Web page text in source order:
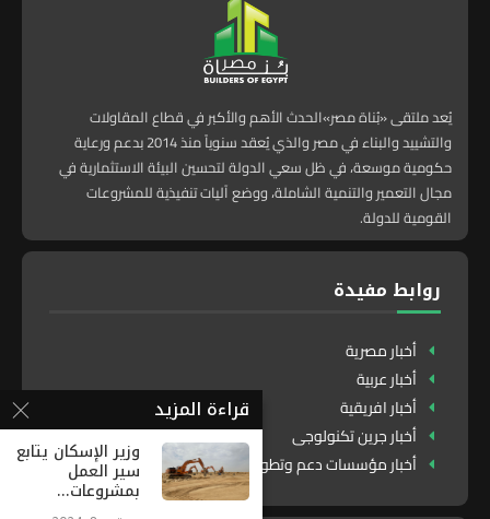
يُعد ملتقى «بُناة مصر»الحدث الأهم والأكبر في قطاع المقاولات
والتشييد والبناء في مصر والذي يُعقد سنوياً منذ 2014 بدعم ورعاية
حكومية موسعة، في ظل سعي الدولة لتحسين البيئة الاستثمارية في
مجال التعمير والتنمية الشاملة، ووضع آليات تنفيذية للمشروعات
القومية للدولة.
روابط مفيدة
أخبار مصرية
أخبار عربية
أخبار افريقية
أخبار جرين تكنولوجى
أخبار مؤسسات دعم وتطوير
قراءة المزيد
وزير الإسكان يتابع
سير العمل
بمشروعات...